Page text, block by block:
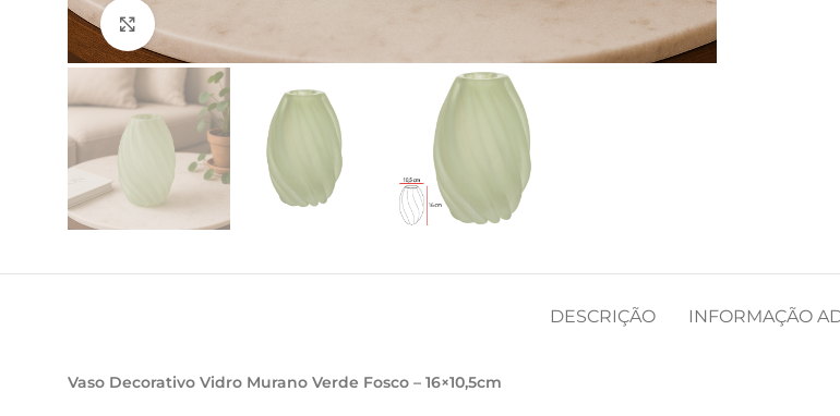
DESCRIÇÃO INFORMAÇÃO
Vaso Decorativo Vidro Murano Verde Fosco – 16×10,5cm